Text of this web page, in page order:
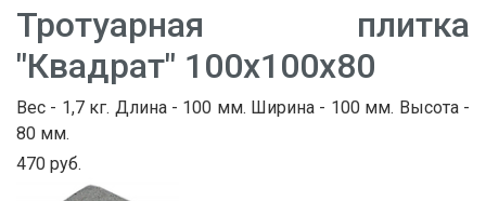
Тротуарная плитка
"Квадрат" 100х100х80
Вес - 1,7 кг. Длина - 100 мм. Ширина - 100 мм. Высота -
80 мм.
470 руб.